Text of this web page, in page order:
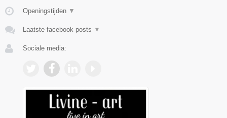
Openingstijden ▼
Laatste facebook posts ▼
Sociale media: